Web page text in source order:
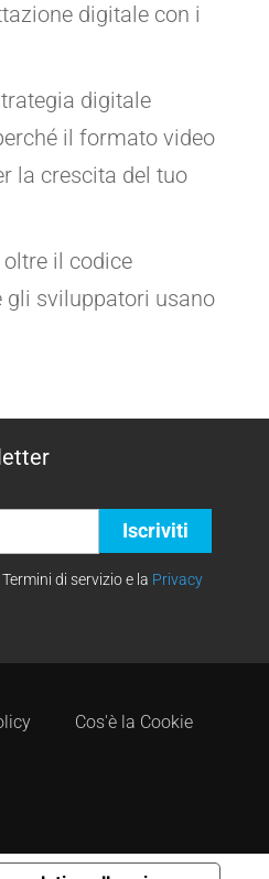
digitale con i
digitale
il formato video
la crescita del tuo
il codice
gli sviluppatori usano
di servizio e la Privacy
Cos'è la Cookie